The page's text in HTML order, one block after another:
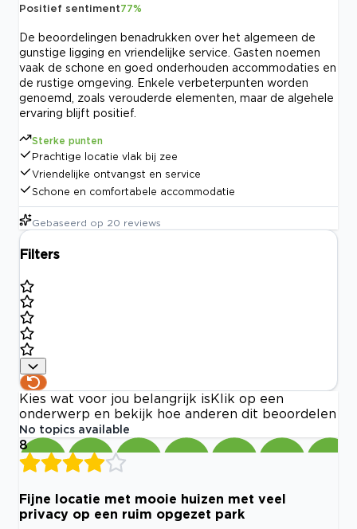
Positief sentiment77%
De beoordelingen benadrukken over het algemeen de
gunstige ligging en vriendelijke service. Gasten noemen
vaak de schone en goed onderhouden accommodaties en
de rustige omgeving. Enkele verbeterpunten worden
genoemd, zoals verouderde elementen, maar de algehele
ervaring blijft positief.
Sterke punten
Prachtige locatie vlak bij zee
Vriendelijke ontvangst en service
Schone en comfortabele accommodatie
Gebaseerd op 20 reviews
Filters
Kies wat voor jou belangrijk is Klik op een
onderwerp en bekijk hoe anderen dit beoordelen
No topics available
8
Fijne locatie met mooie huizen met veel
privacy op een ruim opgezet park